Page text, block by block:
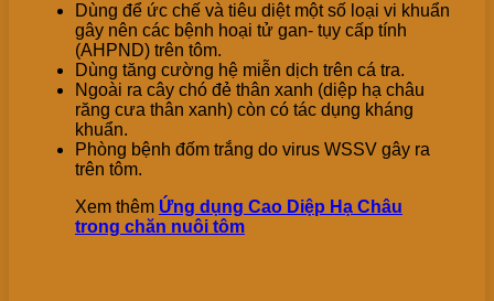
Dùng để ức chế và tiêu diệt một số loại vi khuẩn
gây nên các bệnh hoại tử gan- tụy cấp tính
(AHPND) trên tôm.
Dùng tăng cường hệ miễn dịch trên cá tra.
Ngoài ra cây chó đẻ thân xanh (diệp hạ châu
răng cưa thân xanh) còn có tác dụng kháng
khuẩn.
Phòng bệnh đốm trắng do virus WSSV gây ra
trên tôm.
Xem thêm Ứng dụng Cao Diệp Hạ Châu
trong chăn nuôi tôm